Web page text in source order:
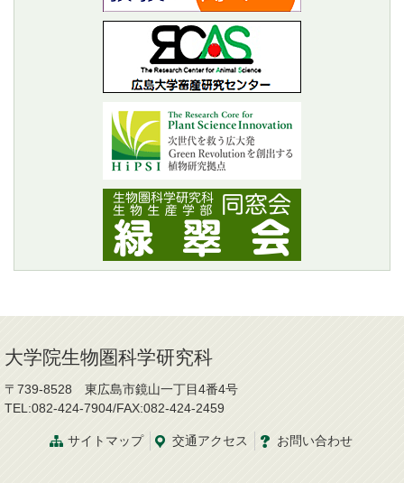
大学院生物圏科学研究科
〒739-8528 東広島市鏡山一丁目4番4号
TEL:082-424-7904/FAX:082-424-2459
サイトマップ 交通アクセス お問い合わせ